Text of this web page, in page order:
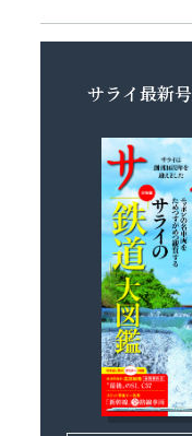
サライ最新号